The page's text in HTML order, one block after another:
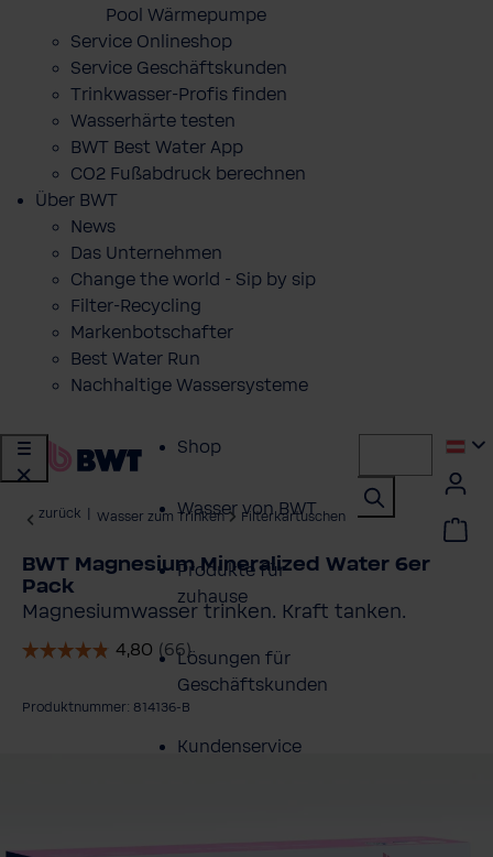
Pool Wärmepumpe
Service Onlineshop
Service Geschäftskunden
Trinkwasser-Profis finden
Wasserhärte testen
BWT Best Water App
CO2 Fußabdruck berechnen
Über BWT
News
Das Unternehmen
Change the world - Sip by sip
Filter-Recycling
Markenbotschafter
Best Water Run
Nachhaltige Wassersysteme
Shop
Wasser von BWT
Produkte für
zuhause
Lösungen für
Geschäftskunden
Kundenservice
zurück Wasser zum Trinken Filterkartuschen
BWT Magnesium Mineralized Water 6er
Pack
Magnesiumwasser trinken. Kraft tanken.
Produktnummer: 814136-B